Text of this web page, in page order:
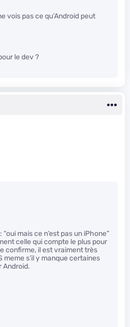
vois pas ce qu’Android peut
le dev ?
mais ce n’est pas un iPhone”
celle qui compte le plus pour
confirme, il est vraiment très
meme s’il y manque certaines
Android.